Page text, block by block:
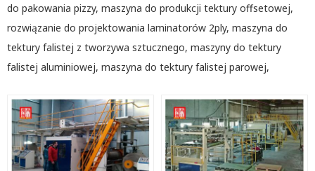
do pakowania pizzy, maszyna do produkcji tektury offsetowej,
rozwiązanie do projektowania laminatorów 2ply, maszyna do
tektury falistej z tworzywa sztucznego, maszyny do tektury
falistej aluminiowej, maszyna do tektury falistej parowej,